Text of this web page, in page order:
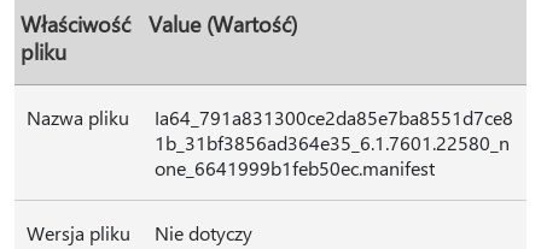
Właściwość
pliku
Value (Wartość)
Nazwa pliku
Ia64_791a831300ce2da85e7ba8551d7ce8
1b_31bf3856ad364e35_6.1.7601.22580_n
one_6641999b1feb50ec.manifest
Wersja pliku Nie dotyczy